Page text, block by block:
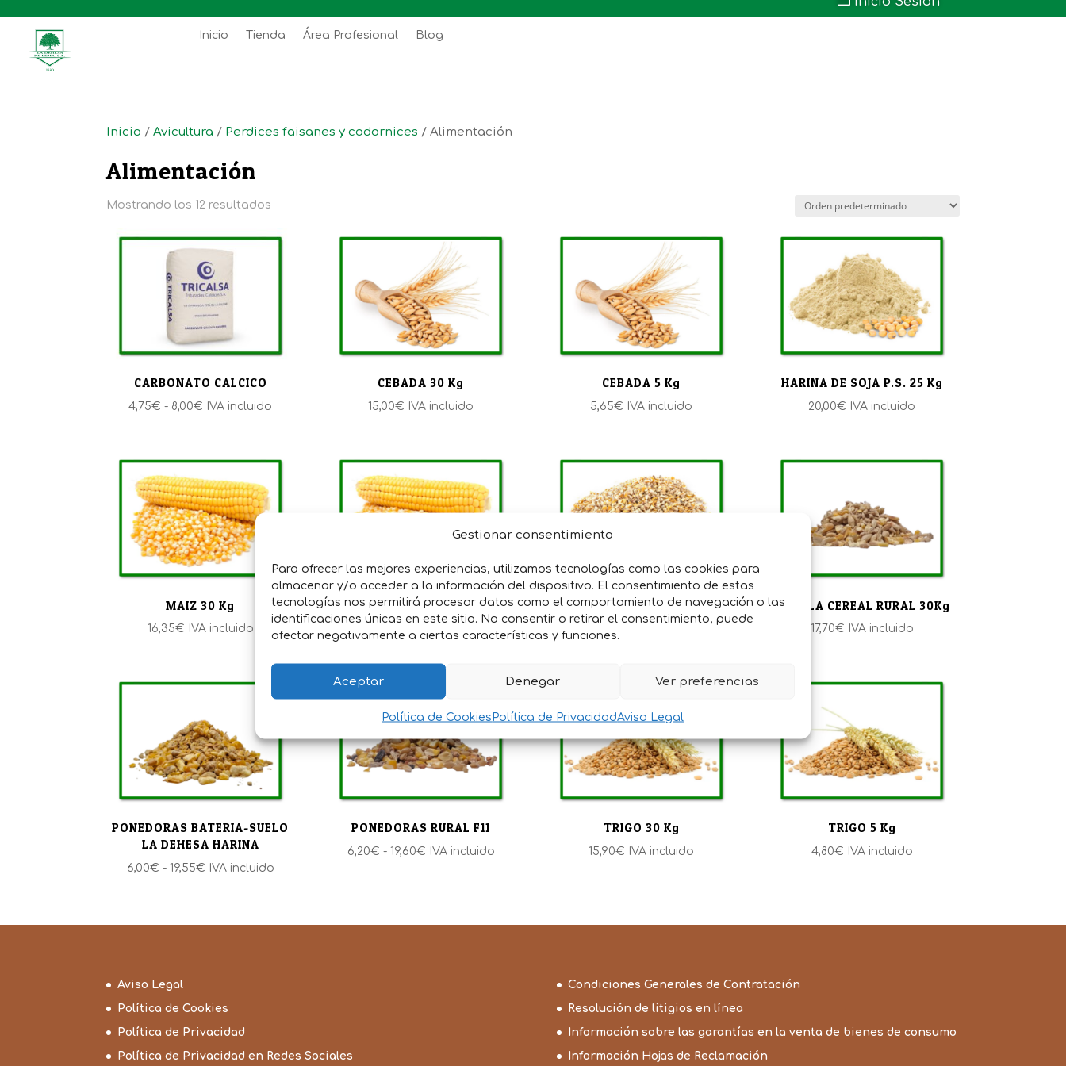
Gestionar consentimiento
Para ofrecer las mejores experiencias, utilizamos tecnologías como las cookies para
almacenar y/o acceder a la información del dispositivo. El consentimiento de estas
tecnologías nos permitirá procesar datos como el comportamiento de navegación o las
identificaciones únicas en este sitio. No consentir o retirar el consentimiento, puede
afectar negativamente a ciertas características y funciones.
Aceptar Denegar Ver preferencias
Política de Cookies Política de PrivacidadAviso Legal
Inicio Tienda Área Profesional Blog
Inicio /Avicultura / Perdices faisanes y codornices / Alimentación
Alimentación
Mostrando los 12 resultados
CARBONATO CALCICO
4,75€ - 8,00€ Rango
desde
4,75€
hasta
8,00€
IVA incluido
CEBADA 30 Kg
15,00€ IVA incluido
CEBADA 5 Kg
5,65€ IVA incluido
HARINA DE SOJA P.S. 25 Kg
20,00€ IVA incluido
MAIZ 30 Kg
16,35€ IVA incluido
MAIZ 5 Kg
€ IVA incluido
MAIZ PARTIDO 30 Kg MEZCLA CEREAL RURAL 30Kg
17,70€ IVA incluido
PONEDORAS BATERIA-SUELO
LA DEHESA HARINA
6,00€ - 19,55€Rango
IVA incluido
PONEDORAS RURAL F11
6,20€ - 19,60€Rango
6,20€
IVA incluido
TRIGO 30 Kg
15,90€ IVA incluido
TRIGO 5 Kg
4,80€ IVA incluido
Aviso Legal
Política de Cookies
Política de Privacidad
Política de Privacidad en Redes Sociales
Condiciones Generales de Contratación
Resolución de litigios en línea
Información sobre las garantías en la venta de bienes de consumo
Información Hojas de Reclamación